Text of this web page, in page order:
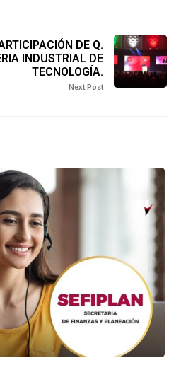
DE Q.
INDUSTRIAL DE
TECNOLOGÍA.
Next Post